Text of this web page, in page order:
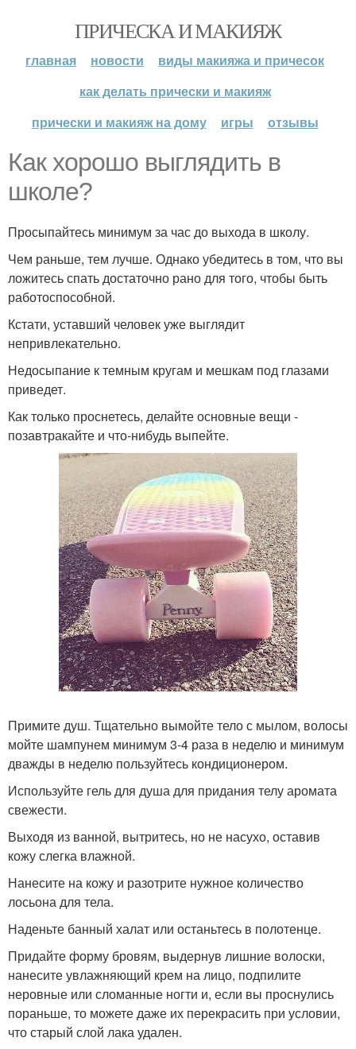
ПРИЧЕСКА И МАКИЯЖ
главная новости
виды макияжа и причесок
как делать прически и макияж
прически и макияж на дому
игры отзывы
Как хорошо выглядить в
школе?
Просыпайтесь минимум за час до выхода в школу.
Чем раньше, тем лучше. Однако убедитесь в том, что вы
ложитесь спать достаточно рано для того, чтобы быть
работоспособной.
Кстати, уставший человек уже выглядит
непривлекательно.
Недосыпание к темным кругам и мешкам под глазами
приведет.
Как только проснетесь, делайте основные вещи -
позавтракайте и что-нибудь выпейте.
Примите душ. Тщательно вымойте тело с мылом, волосы
мойте шампунем минимум 3-4 раза в неделю и минимум
дважды в неделю пользуйтесь кондиционером.
Используйте гель для душа для придания телу аромата
свежести.
Выходя из ванной, вытритесь, но не насухо, оставив
кожу слегка влажной.
Нанесите на кожу и разотрите нужное количество
лосьона для тела.
Наденьте банный халат или останьтесь в полотенце.
Придайте форму бровям, выдернув лишние волоски,
нанесите увлажняющий крем на лицо, подпилите
неровные или сломанные ногти и, если вы проснулись
пораньше, то можете даже их перекрасить при условии,
что старый слой лака удален.